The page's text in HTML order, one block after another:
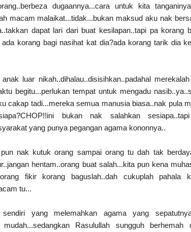
dugaannya...cara untuk kita
macam malaikat...tidak...bukan maksud aku nak
dapat lari dari buat kesilapan..tapi pa korang
korang bagi nasihat kat dia?ada korang tarik dia
luar nikah..dihalau..disisihkan..padahal
begitu...perlukan tempat untuk mengadu
cakap tadi...mereka semua manusia biasa..nak pula
bukan nak salahkan
yang punya pegangan agama kononnya..
nak kutuk orang sampai orang tu dah tak
hentam..orang buat salah...kita pun kena
fikir korang baguslah..dah cukuplah pahala
tu...
sendiri yang melemahkan agama yang
Rasulullah sungguh berhemah